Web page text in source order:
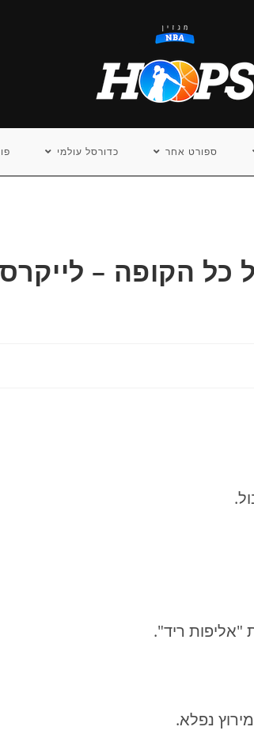
ספורט אחר כדורסל עולמי
11 ליום חמישי: משחק 7 על כל הקופה – לייקרס